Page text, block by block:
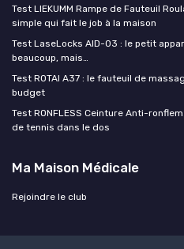
Test LIEKUMM Rampe de Fauteuil
simple qui fait le job à la maison
Test LaseLocks AID-03 : le petit
beaucoup, mais…
Test ROTAI A37 : le fauteuil de
budget
Test RONFLESS Ceinture Anti-
de tennis dans le dos
Ma Maison Médicale
Rejoindre le club